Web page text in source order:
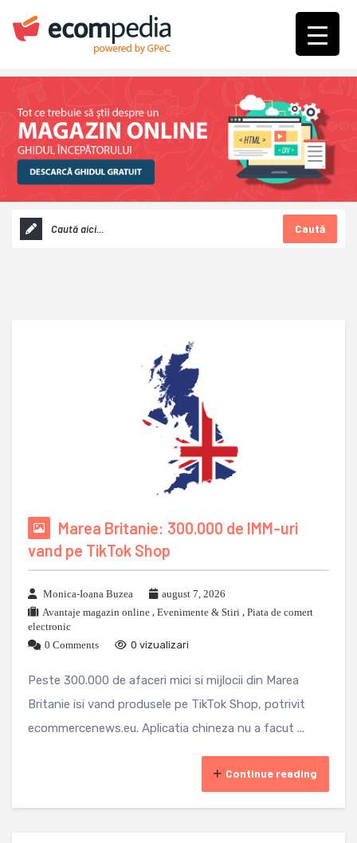
Caută
Marea Britanie: 300.000 de IMM-uri
vand pe TikTok Shop
Monica-Ioana Buzea
august 7, 2026
Avantaje magazin online , Evenimente & Stiri , Piata de comert
electronic
0 Comments
0 vizualizari
Peste 300.000 de afaceri mici si mijlocii din Marea
Britanie isi vand produsele pe TikTok Shop, potrivit
ecommercenews.eu. Aplicatia chineza nu a facut ...
Continue reading